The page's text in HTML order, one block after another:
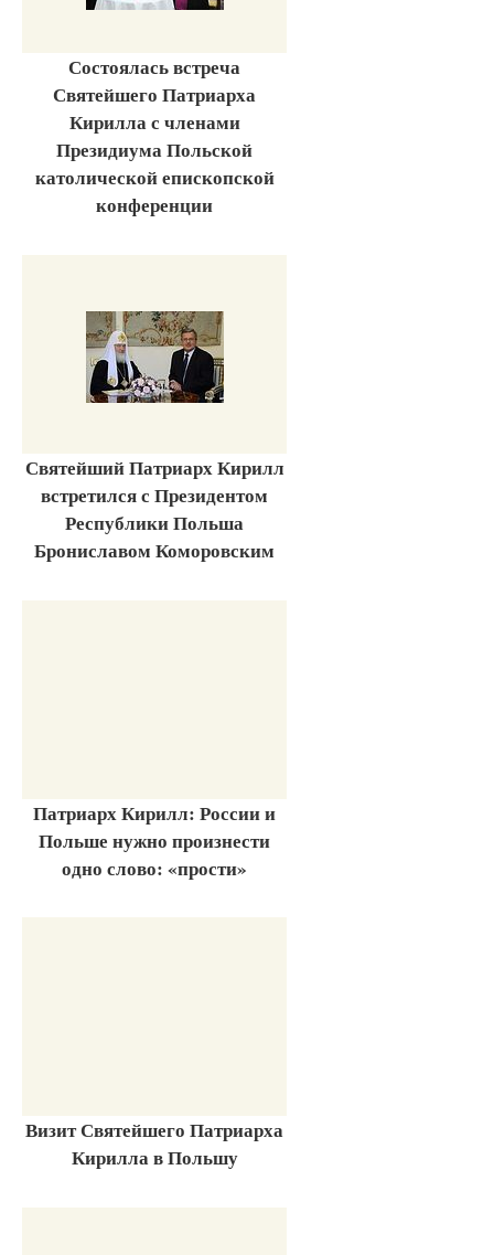
Состоялась встреча
Святейшего Патриарха
Кирилла с членами
Президиума Польской
католической епископской
конференции
Святейший Патриарх Кирилл
встретился с Президентом
Республики Польша
Брониславом Коморовским
Патриарх Кирилл: России и
Польше нужно произнести
одно слово: «прости»
Визит Святейшего Патриарха
Кирилла в Польшу